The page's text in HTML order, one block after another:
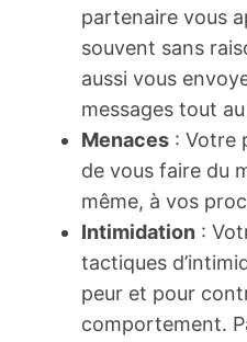
partenaire vous
souvent sans
aussi vous
messages tout
Menaces : Votre
de vous faire du
même, à vos
Intimidation :
tactiques
peur et pour
comportement.